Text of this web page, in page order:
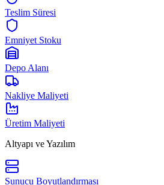
Teslim Süresi
Emniyet Stoku
Depo Alanı
Nakliye Maliyeti
Üretim Maliyeti
Altyapı ve Yazılım
Sunucu Boyutlandırması